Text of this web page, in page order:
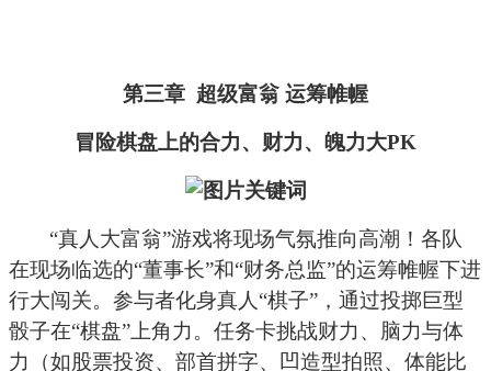
第三章 超级富翁 运筹帷幄
冒险棋盘上的合力、财力、魄力大PK
“真人大富翁”游戏将现场气氛推向高潮！各队
在现场临选的“董事长”和“财务总监”的运筹帷幄下进
行大闯关。参与者化身真人“棋子”，通过投掷巨型
骰子在“棋盘”上角力。任务卡挑战财力、脑力与体
力（如股票投资、部首拼字、凹造型拍照、体能比